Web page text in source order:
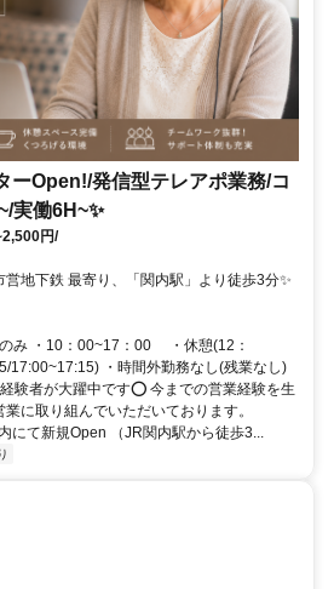
ーOpen!/発信型テレアポ業務/コ
実働6H~✨
円/
線 ・市営地下鉄 最寄り、「関内駅」より徒歩3分✨
み ・10：00~17：00 ・休憩(12：
17:00~17:15) ・時間外勤務なし(残業なし)
験者が大躍中です⭕ 今までの営業経験を生
に取り組んでいただいております。
にて新規Open （JR関内駅から徒歩3...